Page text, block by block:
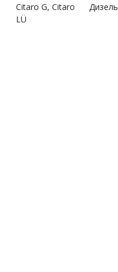
Citaro G, Citaro
LÜ
Дизель